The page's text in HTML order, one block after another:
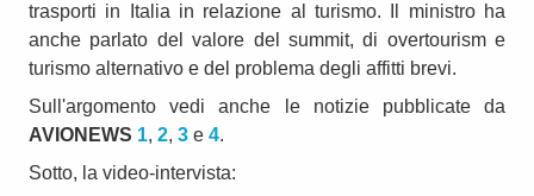
trasporti in Italia in relazione al turismo. Il ministro ha
anche parlato del valore del summit, di overtourism e
turismo alternativo e del problema degli affitti brevi.
Sull'argomento vedi anche le notizie pubblicate da
AVIONEWS 1, 2, 3 e 4.
Sotto, la video-intervista: